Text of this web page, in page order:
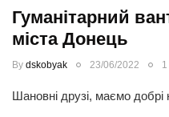
Гуманітарний
міста Донець
By dskobyak 23/06/2022
Шановні друзі, маємо